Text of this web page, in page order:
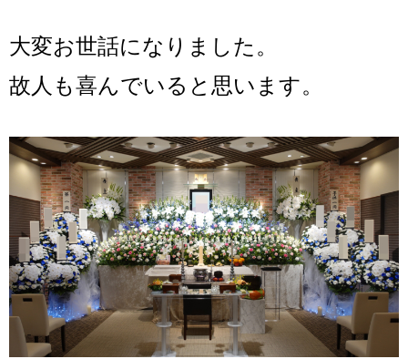
大変お世話になりました。
故人も喜んでいると思います。